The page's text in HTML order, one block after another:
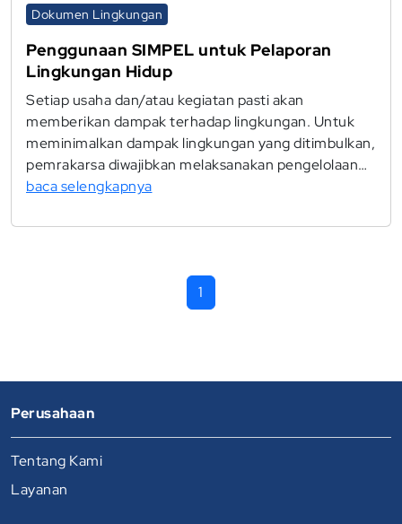
Dokumen Lingkungan
Penggunaan SIMPEL untuk Pelaporan
Lingkungan Hidup
Setiap usaha dan/atau kegiatan pasti akan
memberikan dampak terhadap lingkungan. Untuk
meminimalkan dampak lingkungan yang ditimbulkan,
pemrakarsa diwajibkan melaksanakan pengelolaan…
baca selengkapnya
1
Perusahaan
Tentang Kami
Layanan